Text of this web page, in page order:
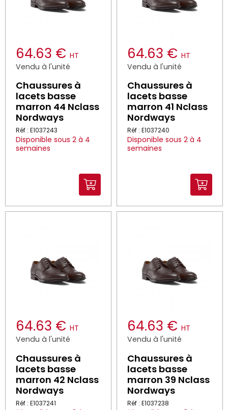
64.63 € HT
Vendu à l'unité
Chaussures à
lacets basse
marron 44 Nclass
Nordways
Réf : E1037243
Disponible sous 2 à 4
semaines
64.63 € HT
Vendu à l'unité
Chaussures à
lacets basse
marron 41 Nclass
Nordways
Réf : E1037240
Disponible sous 2 à 4
semaines
64.63 € HT
Vendu à l'unité
Chaussures à
lacets basse
marron 42 Nclass
Nordways
Réf : E1037241
64.63 € HT
Vendu à l'unité
Chaussures à
lacets basse
marron 39 Nclass
Nordways
Réf : E1037238